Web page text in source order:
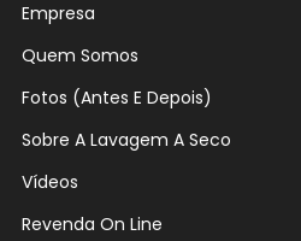
Empresa
Quem Somos
Fotos (Antes E Depois)
Sobre A Lavagem A Seco
Vídeos
Revenda On Line